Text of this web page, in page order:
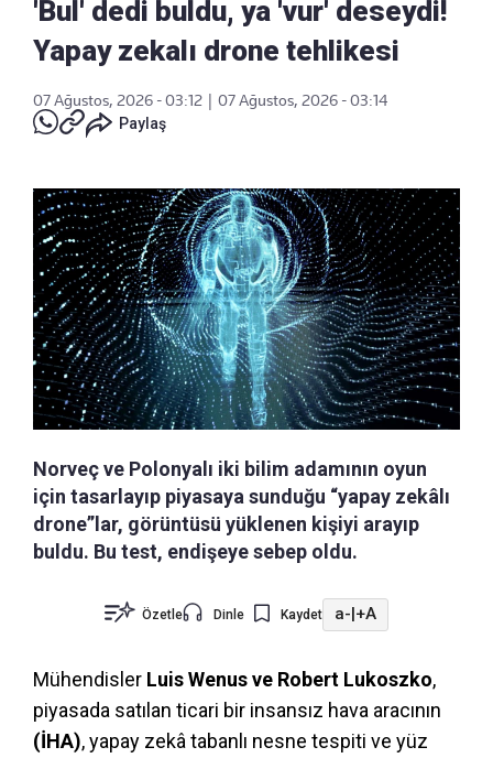
'Bul' dedi buldu, ya 'vur' deseydi!
Yapay zekalı drone tehlikesi
07 Ağustos, 2026 - 03:12
07 Ağustos, 2026 - 03:14
Paylaş
Norveç ve Polonyalı iki bilim adamının oyun
için tasarlayıp piyasaya sunduğu “yapay zekâlı
drone”lar, görüntüsü yüklenen kişiyi arayıp
buldu. Bu test, endişeye sebep oldu.
Özetle Dinle Kaydet a-|+A
Mühendisler Luis Wenus ve Robert Lukoszko,
piyasada satılan ticari bir insansız hava aracının
(İHA), yapay zekâ tabanlı nesne tespiti ve yüz